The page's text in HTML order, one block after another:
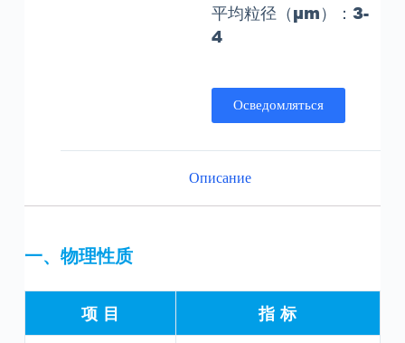
平均粒径（μm）
：3-
4
Осведомляться
Описание
一、 物理性质
项 目 指 标